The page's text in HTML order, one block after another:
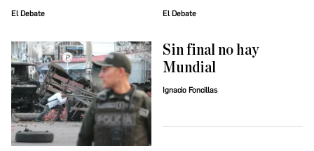
El Debate El Debate
Sin final no hay
Mundial
Ignacio Foncillas